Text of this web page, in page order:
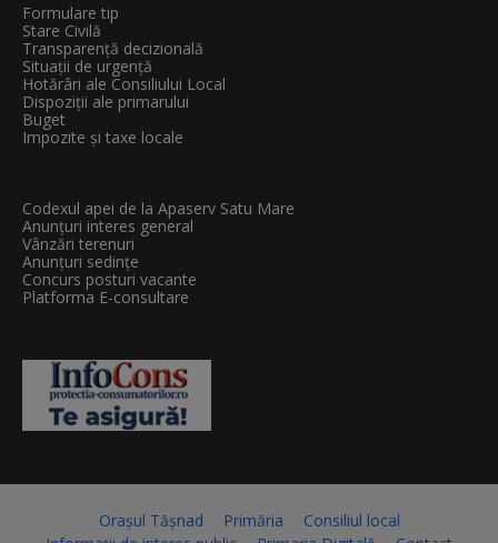
Formulare tip
Stare Civilă
Transparenţă decizională
Situații de urgență
Hotărâri ale Consiliului Local
Dispoziții ale primarului
Buget
Impozite și taxe locale
Codexul apei de la Apaserv Satu Mare
Anunțuri interes general
Vânzări terenuri
Anunțuri sedințe
Concurs posturi vacante
Platforma E-consultare
Orașul Tășnad Primăria
Consiliul local